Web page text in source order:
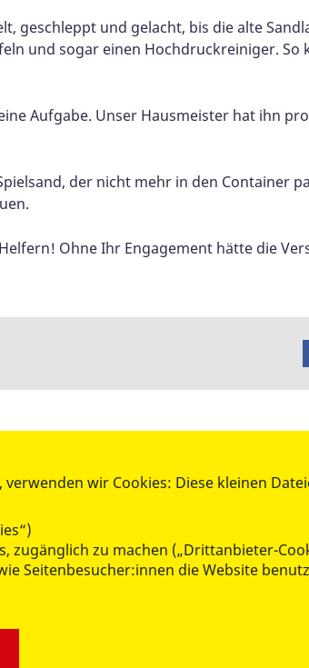
geschleppt und gelacht, bis die alte
und sogar einen Hochdruckreiniger.
Aufgabe. Unser Hausmeister hat ihn
der nicht mehr in den Container
Ohne Ihr Engagement hätte die
MITMACHEN & HELFEN
Freiwillig aktiv
wir Cookies: Diese kleinen
zugänglich zu machen („Drittanbieter-
Seitenbesucher:innen die Website